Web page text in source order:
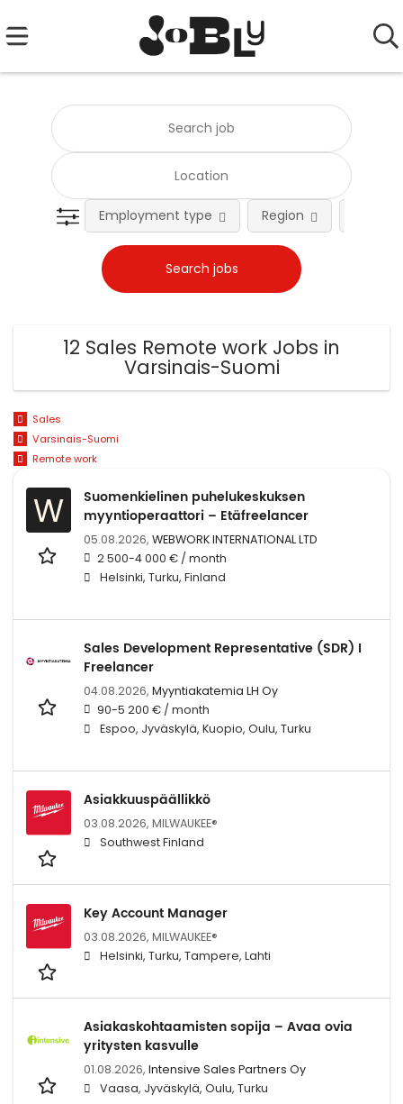
Employment type Region
12 Sales Remote work Jobs in
Varsinais-Suomi
Sales
Varsinais-Suomi
Remote work
W
Suomenkielinen puhelukeskuksen
myyntioperaattori – Etäfreelancer
05.08.2026, WEBWORK INTERNATIONAL LTD
2 500-4 000 € / month
Helsinki, Turku, Finland
Sales Development Representative (SDR) I
Freelancer
04.08.2026, Myyntiakatemia LH Oy
90-5 200 € / month
Espoo, Jyväskylä, Kuopio, Oulu, Turku
Asiakkuuspäällikkö
03.08.2026, MILWAUKEE®
Southwest Finland
Key Account Manager
03.08.2026, MILWAUKEE®
Helsinki, Turku, Tampere, Lahti
Asiakaskohtaamisten sopija – Avaa ovia
yritysten kasvulle
01.08.2026, Intensive Sales Partners Oy
Vaasa, Jyväskylä, Oulu, Turku